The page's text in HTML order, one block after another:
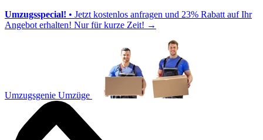
Umzugsspecial! • Jetzt kostenlos anfragen und 23% Rabatt auf Ihr
Angebot erhalten! Nur für kurze Zeit! →
Umzugsgenie Umzüge